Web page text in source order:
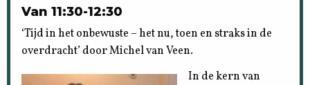
Van 11:30-12:30
‘Tijd in het onbewuste – het nu, toen en straks in de
overdracht’ door Michel van Veen.
In de kern van